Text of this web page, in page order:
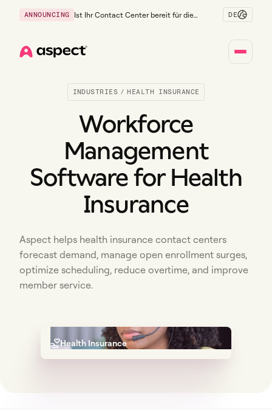
ANNOUNCING
Ist Ihr Contact Center bereit für die
DE
Health Insurance
INDUSTRIES / HEALTH INSURANCE
Workforce
Management
Software for Health
Insurance
Aspect helps health insurance contact centers
forecast demand, manage open enrollment surges,
optimize scheduling, reduce overtime, and improve
member service.